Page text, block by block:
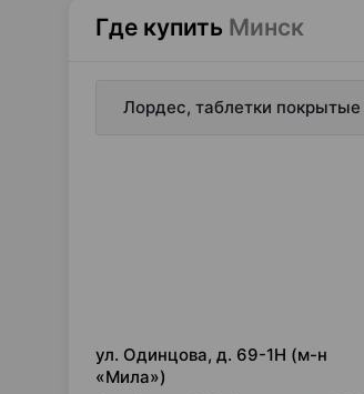
Где купить Минск
Лордес, таблетки
ул. Одинцова, д. 69-1Н (м-н
«Мила»)